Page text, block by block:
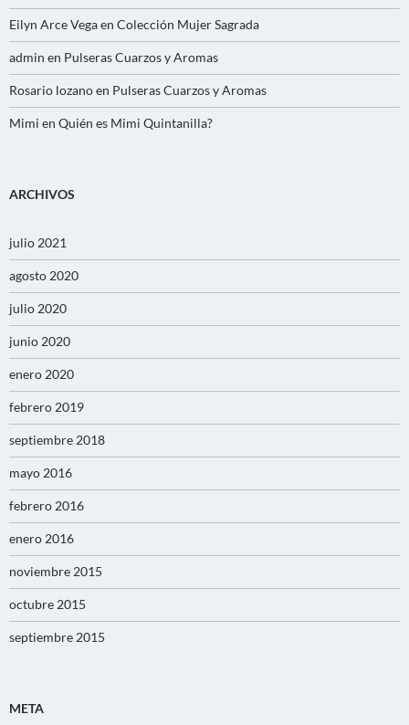
Eilyn Arce Vegaen Colección Mujer Sagrada
admin en Pulseras Cuarzos y Aromas
Rosario lozanoen Pulseras Cuarzos y Aromas
Mimi en Quién es Mimi Quintanilla?
ARCHIVOS
julio 2021
agosto 2020
julio 2020
junio 2020
enero 2020
febrero 2019
septiembre 2018
mayo 2016
febrero 2016
enero 2016
noviembre 2015
octubre 2015
septiembre 2015
META